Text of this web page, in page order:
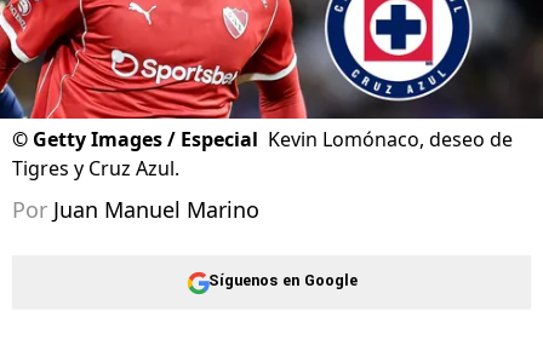
© Getty Images / Especial Kevin Lomónaco, deseo de
Tigres y Cruz Azul.
Por Juan Manuel Marino
Síguenos en Google